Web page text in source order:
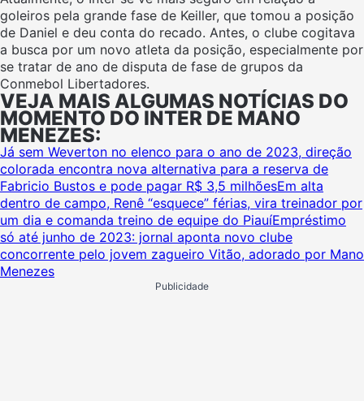
goleiros pela grande fase de Keiller, que tomou a posição
de Daniel e deu conta do recado. Antes, o clube cogitava
a busca por um novo atleta da posição, especialmente por
se tratar de ano de disputa de fase de grupos da
Conmebol Libertadores.
VEJA MAIS ALGUMAS NOTÍCIAS DO
MOMENTO DO INTER DE MANO
MENEZES:
Já sem Weverton no elenco para o ano de 2023, direção
colorada encontra nova alternativa para a reserva de
Fabricio Bustos e pode pagar R$ 3,5 milhõesEm alta
dentro de campo, Renê “esquece” férias, vira treinador por
um dia e comanda treino de equipe do PiauíEmpréstimo
só até junho de 2023: jornal aponta novo clube
concorrente pelo jovem zagueiro Vitão, adorado por Mano
Menezes
Publicidade